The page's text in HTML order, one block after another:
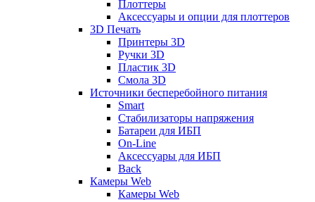
Плоттеры
Аксессуары и опции для плоттеров
3D Печать
Принтеры 3D
Ручки 3D
Пластик 3D
Смола 3D
Источники бесперебойного питания
Smart
Стабилизаторы напряжения
Батареи для ИБП
On-Line
Аксессуары для ИБП
Back
Камеры Web
Камеры Web